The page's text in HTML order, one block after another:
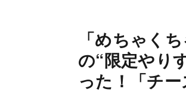
「めちゃく
の“限定やり
った！「チー